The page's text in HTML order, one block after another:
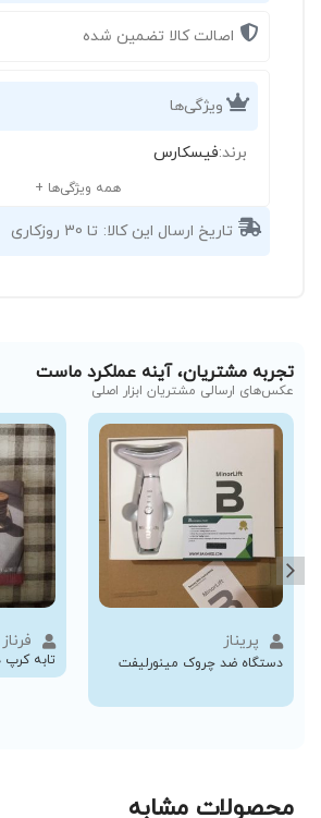
اصالت کالا تضمین شده
ویژگی‌ها
برند:فیسکارس
همه ویژگی‌ها +
تاریخ ارسال این کالا: تا 30 روزکاری
تجربه مشتریان، آینه عملکرد ماست
عکس‌های ارسالی مشتریان ابزار اصلی
پریناز
دستگاه ضد چروک مینورلیفت تابه
محصولات مشابه